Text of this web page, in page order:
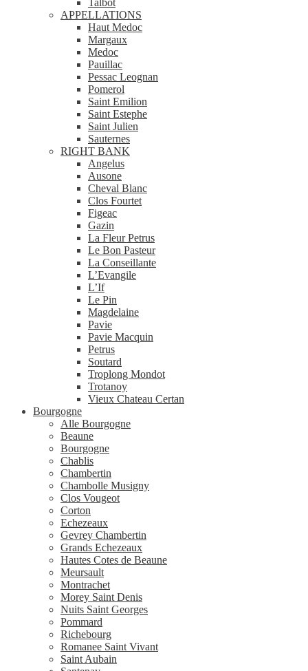
Talbot
APPELLATIONS
Haut Medoc
Margaux
Medoc
Pauillac
Pessac Leognan
Pomerol
Saint Emilion
Saint Estephe
Saint Julien
Sauternes
RIGHT BANK
Angelus
Ausone
Cheval Blanc
Clos Fourtet
Figeac
Gazin
La Fleur Petrus
Le Bon Pasteur
La Conseillante
L’Evangile
L’If
Le Pin
Magdelaine
Pavie
Pavie Macquin
Petrus
Soutard
Troplong Mondot
Trotanoy
Vieux Chateau Certan
Bourgogne
Alle Bourgogne
Beaune
Bourgogne
Chablis
Chambertin
Chambolle Musigny
Clos Vougeot
Corton
Echezeaux
Gevrey Chambertin
Grands Echezeaux
Hautes Cotes de Beaune
Meursault
Montrachet
Morey Saint Denis
Nuits Saint Georges
Pommard
Richebourg
Romanee Saint Vivant
Saint Aubain